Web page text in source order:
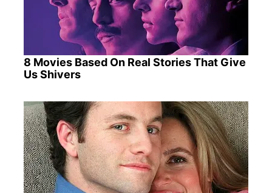
8 Movies Based On Real Stories That Give
Us Shivers